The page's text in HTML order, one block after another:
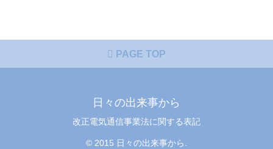
PAGE TOP
日々の出来事から
改正電気通信事業法に関する表記
© 2015 日々の出来事から.